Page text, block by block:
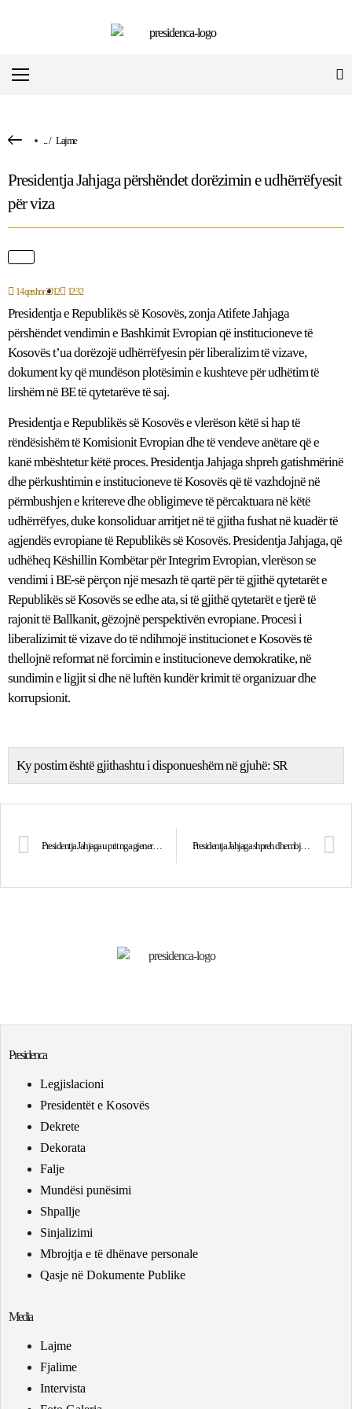
.../ Lajme
Presidentja Jahjaga përshëndet dorëzimin e udhërrëfyesit
për viza
14 qershor 2012 12:32
Presidentja e Republikës së Kosovës, zonja Atifete Jahjaga
përshëndet vendimin e Bashkimit Evropian që institucioneve të
Kosovës t’ua dorëzojë udhërrëfyesin për liberalizim të vizave,
dokument ky që mundëson plotësimin e kushteve për udhëtim të
lirshëm në BE të qytetarëve të saj.
Presidentja e Republikës së Kosovës e vlerëson këtë si hap të
rëndësishëm të Komisionit Evropian dhe të vendeve anëtare që e
kanë mbështetur këtë proces. Presidentja Jahjaga shpreh gatishmërinë
dhe përkushtimin e institucioneve të Kosovës që të vazhdojnë në
përmbushjen e kritereve dhe obligimeve të përcaktuara në këtë
udhërrëfyes, duke konsoliduar arritjet në të gjitha fushat në kuadër të
agjendës evropiane të Republikës së Kosovës. Presidentja Jahjaga, që
udhëheq Këshillin Kombëtar për Integrim Evropian, vlerëson se
vendimi i BE-së përçon një mesazh të qartë për të gjithë qytetarët e
Republikës së Kosovës se edhe ata, si të gjithë qytetarët e tjerë të
rajonit të Ballkanit, gëzojnë perspektivën evropiane. Procesi i
liberalizimit të vizave do të ndihmojë institucionet e Kosovës të
thellojnë reformat në forcimin e institucioneve demokratike, në
sundimin e ligjit si dhe në luftën kundër krimit të organizuar dhe
korrupsionit.
Ky postim është gjithashtu i disponueshëm në gjuhë: SR
Presidentja Jahjaga u prit nga gjenerali Timothy Orr dhe nga prefektja e qytetit Johnston, zonja Paula Dierenfeld Presidentja Jahjaga shpreh dhembjen e thellë për vdekjen tragjike të Dino Asanaj
Presidenca
Legjislacioni
Presidentët e Kosovës
Dekrete
Dekorata
Falje
Mundësi punësimi
Shpallje
Sinjalizimi
Mbrojtja e të dhënave personale
Qasje në Dokumente Publike
Media
Lajme
Fjalime
Intervista